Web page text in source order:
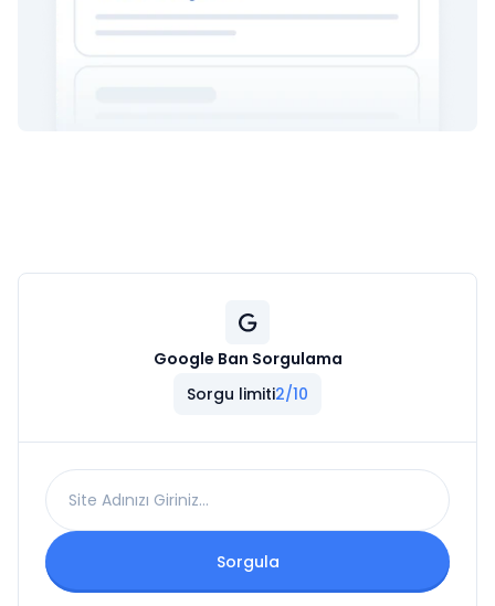
Google Ban Sorgulama
Sorgu limiti2/10
Sorgula